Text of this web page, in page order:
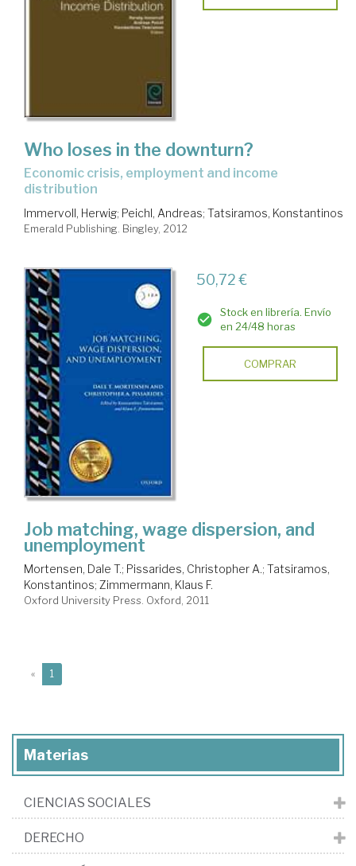
Who loses in the downturn?
economic crisis, employment and income
distribution
Immervoll, Herwig; Peichl, Andreas; Tatsiramos, Konstantinos
Emerald Publishing. Bingley, 2012
50,72 €
Stock en librería. Envío
en 24/48 horas
COMPRAR
Job matching, wage dispersion, and
unemployment
Mortensen, Dale T.; Pissarides, Christopher A.; Tatsiramos,
Konstantinos; Zimmermann, Klaus F.
Oxford University Press. Oxford, 2011
« 1
Materias
CIENCIAS SOCIALES
DERECHO